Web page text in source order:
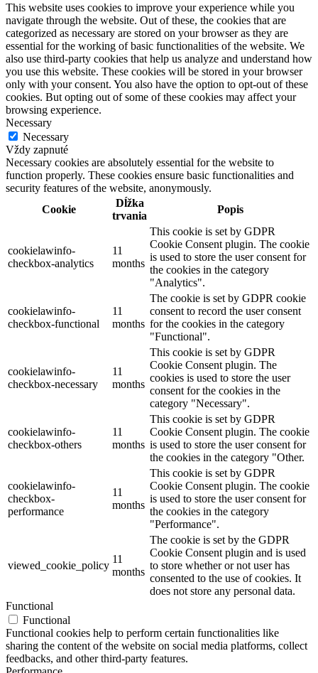
This website uses cookies to improve your experience while you
navigate through the website. Out of these, the cookies that are
categorized as necessary are stored on your browser as they are
essential for the working of basic functionalities of the website. We
also use third-party cookies that help us analyze and understand how
you use this website. These cookies will be stored in your browser
only with your consent. You also have the option to opt-out of these
cookies. But opting out of some of these cookies may affect your
browsing experience.
Necessary
Necessary
Vždy zapnuté
Necessary cookies are absolutely essential for the website to
function properly. These cookies ensure basic functionalities and
security features of the website, anonymously.
Cookie
Dĺžka
trvania
Popis
cookielawinfo-
checkbox-analytics
11
months
This cookie is set by GDPR
Cookie Consent plugin. The cookie
is used to store the user consent for
the cookies in the category
"Analytics".
cookielawinfo-
checkbox-functional
11
months
The cookie is set by GDPR cookie
consent to record the user consent
for the cookies in the category
"Functional".
cookielawinfo-
checkbox-necessary
11
months
This cookie is set by GDPR
Cookie Consent plugin. The
cookies is used to store the user
consent for the cookies in the
category "Necessary".
cookielawinfo-
checkbox-others
11
months
This cookie is set by GDPR
Cookie Consent plugin. The cookie
is used to store the user consent for
the cookies in the category "Other.
cookielawinfo-
checkbox-
performance
11
months
This cookie is set by GDPR
Cookie Consent plugin. The cookie
is used to store the user consent for
the cookies in the category
"Performance".
viewed_cookie_policy
11
months
The cookie is set by the GDPR
Cookie Consent plugin and is used
to store whether or not user has
consented to the use of cookies. It
does not store any personal data.
Functional
Functional
Functional cookies help to perform certain functionalities like
sharing the content of the website on social media platforms, collect
feedbacks, and other third-party features.